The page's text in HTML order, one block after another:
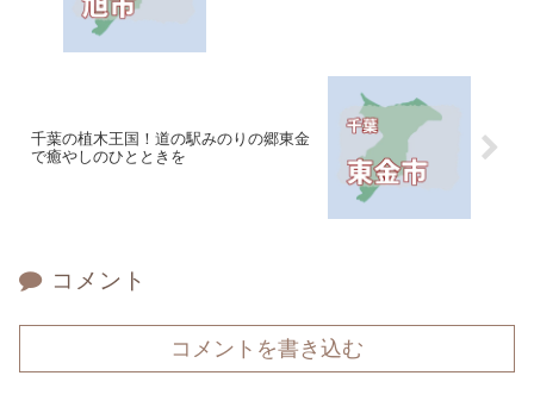
千葉の植木王国！道の駅みのりの郷東金
で癒やしのひとときを
コメント
コメントを書き込む